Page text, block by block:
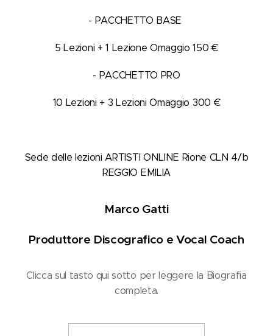
- PACCHETTO BASE
5 Lezioni + 1 Lezione Omaggio 150 €
- PACCHETTO PRO
10 Lezioni + 3 Lezioni Omaggio 300 €
Sede delle lezioni ARTISTI ONLINE Rione CLN 4/b
REGGIO EMILIA
Marco Gatti
Produttore Discografico e Vocal Coach
Clicca sul tasto qui sotto per leggere la Biografia
completa.